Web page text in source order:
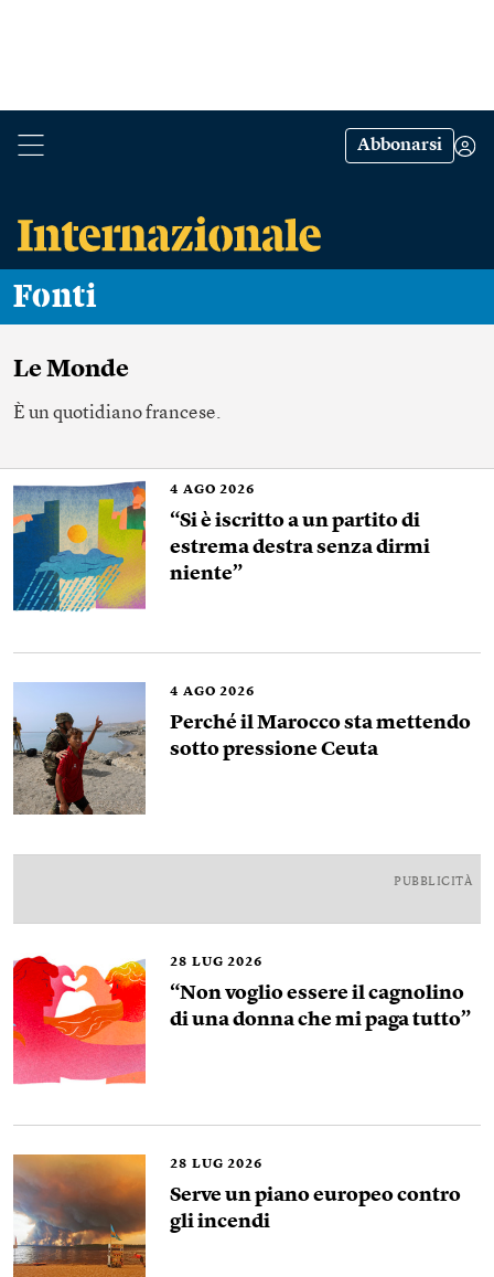
Abbonarsi
Fonti
Le Monde
È un quotidiano francese.
4 AGO 2026
“Si è iscritto a un partito di
estrema destra senza dirmi
niente”
4 AGO 2026
Perché il Marocco sta mettendo
sotto pressione Ceuta
PUBBLICITÀ
28 LUG 2026
“Non voglio essere il cagnolino
di una donna che mi paga tutto”
28 LUG 2026
Serve un piano europeo contro
gli incendi